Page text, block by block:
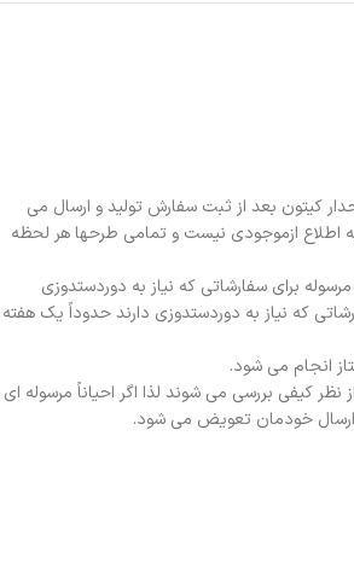
کیتون بعد از ثبت سفارش تولید و ارسال می
اطلاع ازموجودی نیست و تمامی طرحها هر لحظه
برای سفارشاتی که نیاز به دوردستدوزی
و برای سفارشاتی که نیاز به دوردستدوزی دارند حدوداً یک هفته
انجام می شود.
نظر کیفی بررسی می شوند لذا اگر احیاناً مرسوله ای
ارسال خودمان تعویض می شود.